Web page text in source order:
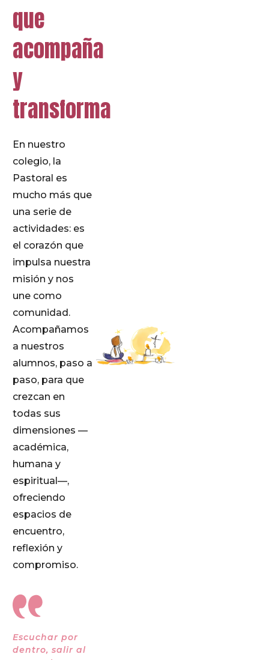
que
acompaña
y
transforma
En nuestro
colegio, la
Pastoral es
mucho más que
una serie de
actividades: es
el corazón que
impulsa nuestra
misión y nos
une como
comunidad.
Acompañamos
a nuestros
alumnos, paso a
paso, para que
crezcan en
todas sus
dimensiones —
académica,
humana y
espiritual—,
ofreciendo
espacios de
encuentro,
reflexión y
compromiso.
Escuchar por
dentro, salir al